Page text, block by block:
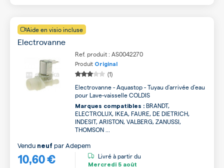
Aide en visio incluse
Electrovanne
Ref. produit : AS0042270
Produit Original
(1)
Electrovanne - Aquastop - Tuyau d'arrivée d'eau
pour Lave-vaisselle COLDIS
Marques compatibles : BRANDT,
ELECTROLUX, IKEA, FAURE, DE DIETRICH,
INDESIT, ARISTON, VALBERG, ZANUSSI,
THOMSON ...
10,60 €
Vendu neuf parAdepem
Livré à partir du
Mercredi 5 août